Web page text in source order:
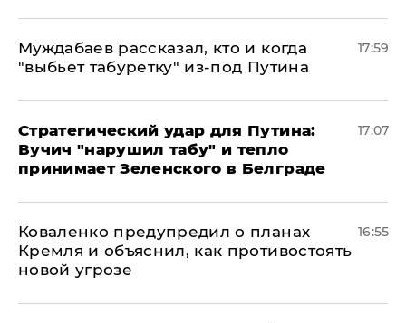
Муждабаев рассказал, кто и когда
"выбьет табуретку" из-под Путина
17:59
Стратегический удар для Путина:
Вучич "нарушил табу" и тепло
принимает Зеленского в Белграде
17:07
Коваленко предупредил о планах
Кремля и объяснил, как противостоять
новой угрозе
16:55